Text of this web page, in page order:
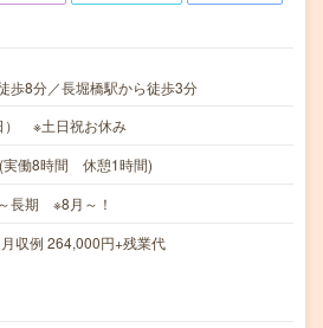
歩8分／長堀橋駅から徒歩3分
） ※土日祝お休み
実働8時間 休憩1時間)
長期 ※8月～！
収例 264,000円+残業代